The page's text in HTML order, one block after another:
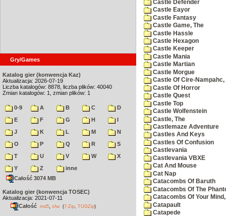
Gry/Games
Katalog gier (konwencja Kaz)
Aktualizacja: 2026-07-19
Liczba katalogów: 8878, liczba plików: 40040
Zmian katalogów: 1, zmian plików: 1
0-9 A B C
D
E
F G H
I
J
K L M
N
O
P Q R
S
T
U V W
X
Y
Z
inne
Całość 3074 MB
Katalog gier (konwencja TOSEC)
Aktualizacja: 2021-07-11
Całość md5 sha (7-Zip TUGZip)
Castle Defender
Castle Eayor
Castle Fantasy
Castle Game, The
Castle Hassle
Castle Hexagon
Castle Keeper
Castle Mania
Castle Martian
Castle Morgue
Castle Of Cire-Nampahc,
Castle Of Horror
Castle Quest
Castle Top
Castle Wolfenstein
Castle, The
Castlemaze Adventure
Castles And Keys
Castles Of Confusion
Castlevania
Castlevania VBXE
Cat And Mouse
Cat Nap
Catacombs Of Baruth
Catacombs Of The
Catacombs Of Your
Catapault
Catapede